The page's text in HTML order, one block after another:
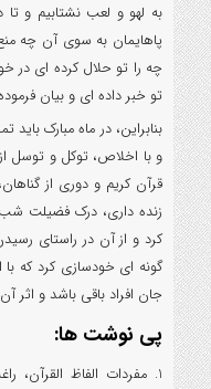
به لهو و لعب نشتابیم و
پاهایمان به سوی آن چه
چه را تو حلال کرده ای در
تو خبر داده ای و بیان
بنابراین، در ماه مبارک
و با اخلاص، توکل و توسل
قرآن کریم و دوری از
زنده داری، درک فضیلت
کرد و از آن در راستای
گونه ای خودسازی کرد که با
جان افراد باقی باشد و اثر
پی نوشت ها: